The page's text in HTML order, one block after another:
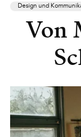
Design und
Von